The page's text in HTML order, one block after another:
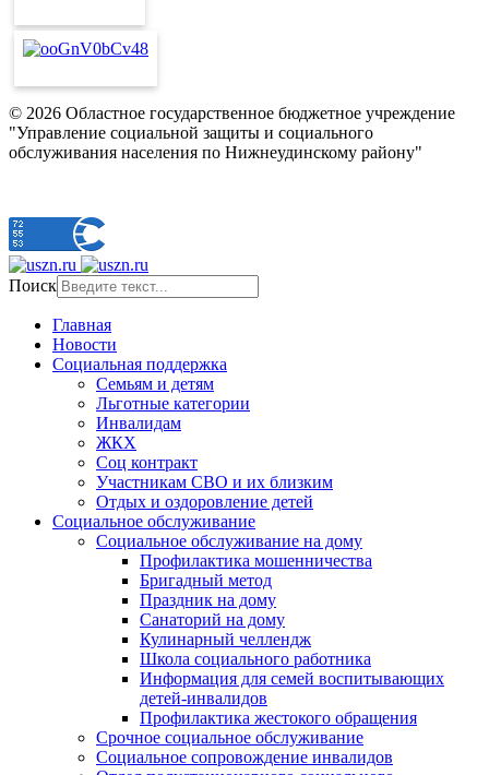
© 2026 Областное государственное бюджетное учреждение
"Управление социальной защиты и социального
обслуживания населения по Нижнеудинскому району"
Поиск
Главная
Новости
Социальная поддержка
Семьям и детям
Льготные категории
Инвалидам
ЖКХ
Соц контракт
Участникам СВО и их близким
Отдых и оздоровление детей
Социальное обслуживание
Социальное обслуживание на дому
Профилактика мошенничества
Бригадный метод
Праздник на дому
Санаторий на дому
Кулинарный челлендж
Школа социального работника
Информация для семей воспитывающих
детей-инвалидов
Профилактика жестокого обращения
Срочное социальное обслуживание
Социальное сопровождение инвалидов